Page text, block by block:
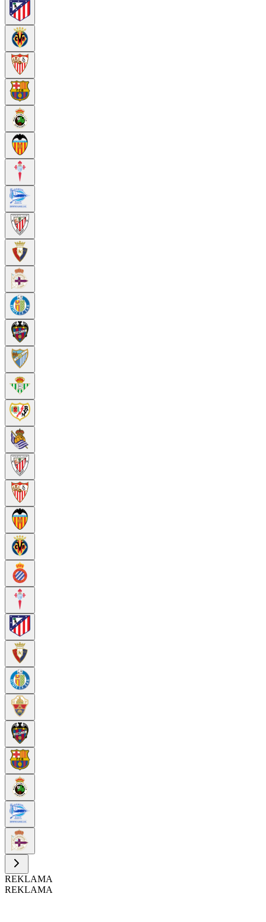
REKLAMA
REKLAMA